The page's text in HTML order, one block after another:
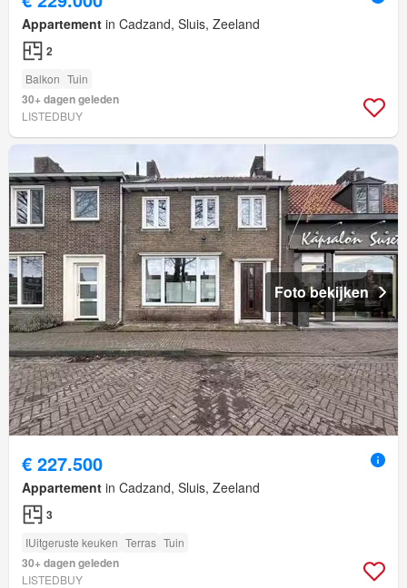
Appartement in Cadzand, Sluis, Zeeland
2
Balkon Tuin
30+ dagen geleden
LISTEDBUY
Foto bekijken
€ 227.500
Appartement in Cadzand, Sluis, Zeeland
3
IUitgeruste keuken Terras Tuin
30+ dagen geleden
LISTEDBUY